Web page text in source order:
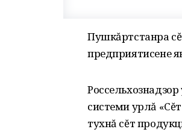
Пушкăртстанра
предприятисене
системи урлă
тухнă сĕт